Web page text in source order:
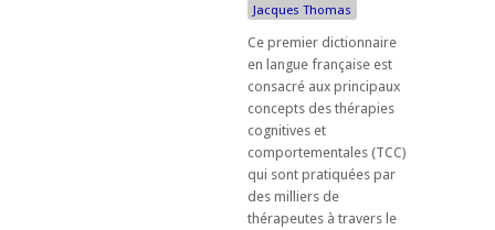
Jacques Thomas
Ce premier dictionnaire
en langue française est
consacré aux principaux
concepts des thérapies
cognitives et
comportementales (TCC)
qui sont pratiquées par
des milliers de
thérapeutes à travers le